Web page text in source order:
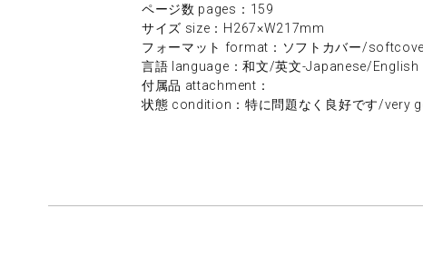
ページ数 pages：159
サイズ size：H267×W217mm
フォーマット format：ソフトカバー/
言語 language：和文/英文-Japanese/English
付属品 attachment：
状態 condition：特に問題なく良好です/very